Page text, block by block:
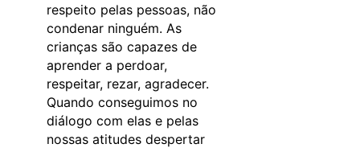
respeito pelas pessoas, não
condenar ninguém. As
crianças são capazes de
aprender a perdoar,
respeitar, rezar, agradecer.
Quando conseguimos no
diálogo com elas e pelas
nossas atitudes despertar